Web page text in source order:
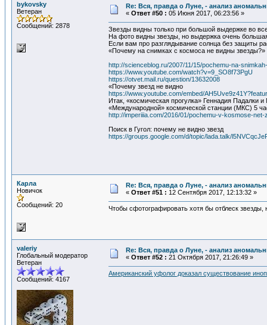
bykovsky
Ветеран
Сообщений: 2878
Re: Вся, правда о Луне, - анализ
« Ответ #50 : 05 Июня 2017, 06:23:56 »
Звезды видны только при большой выдержке во
На фото видны звезды, но выдержка очень
Если вам про разглядывание солнца без защиты
«Почему на снимках с космоса не видны звезды?»
http://scienceblog.ru/2007/11/15/pochemu-na-
https://www.youtube.com/watch?v=9_SO8f73PgU
https://otvet.mail.ru/question/13632008
«Почему звезд не видно
https://www.youtube.com/embed/
Итак, «космическая прогулка» Геннадия Падалки
«Международной» космической станции (МКС) 5
http://imperiiia.com/2016/01/pochemu-v-kosmose-
Поиск в Гугол: почему не видно звезд
https://groups.google.com/d/topic/lada.talk/
Карла
Новичок
Сообщений: 20
Re: Вся, правда о Луне, - анализ
« Ответ #51 : 12 Сентября 2017, 12:13:32 »
Чтобы сфотографировать хотя бы отблеск
valeriy
Глобальный модератор
Ветеран
Сообщений: 4167
Re: Вся, правда о Луне, - анализ
« Ответ #52 : 21 Октября 2017, 21:26:49 »
Американский уфолог доказал существование